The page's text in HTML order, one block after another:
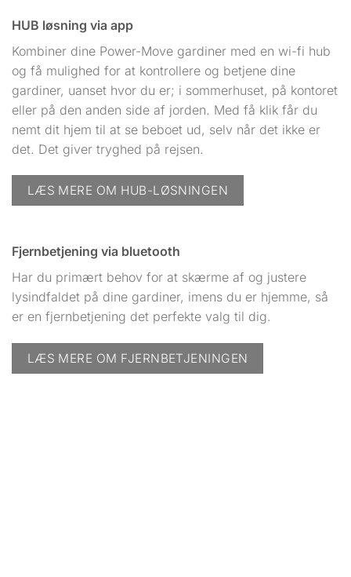
HUB løsning via app
Kombiner dine Power-Move gardiner med en wi-fi hub
og få mulighed for at kontrollere og betjene dine
gardiner, uanset hvor du er; i sommerhuset, på kontoret
eller på den anden side af jorden. Med få klik får du
nemt dit hjem til at se beboet ud, selv når det ikke er
det. Det giver tryghed på rejsen.
LÆS MERE OM HUB-LØSNINGEN
Fjernbetjening via bluetooth
Har du primært behov for at skærme af og justere
lysindfaldet på dine gardiner, imens du er hjemme, så
er en fjernbetjening det perfekte valg til dig.
LÆS MERE OM FJERNBETJENINGEN